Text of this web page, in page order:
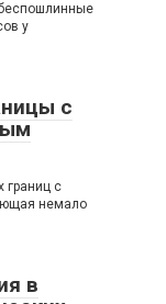
у
с
границ с
немало
в